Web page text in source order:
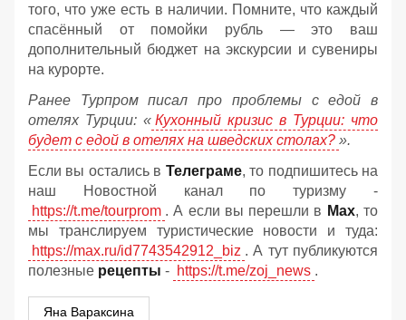
того, что уже есть в наличии. Помните, что каждый
спасённый от помойки рубль — это ваш
дополнительный бюджет на экскурсии и сувениры
на курорте.
Ранее Турпром писал про проблемы с едой в
отелях Турции: « Кухонный кризис в Турции: что
будет с едой в отелях на шведских столах? ».
Если вы остались в Телеграме, то подпишитесь на
наш Новостной канал по туризму -
https://t.me/tourprom . А если вы перешли в Мах, то
мы транслируем туристические новости и туда:
https://max.ru/id7743542912_biz . А тут публикуются
полезные рецепты - https://t.me/zoj_news .
Яна Вараксина